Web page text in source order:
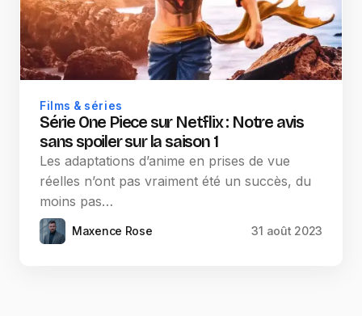
Films & séries
Série One Piece sur Netflix : Notre avis
sans spoiler sur la saison 1
Les adaptations d’anime en prises de vue
réelles n’ont pas vraiment été un succès, du
moins pas…
Maxence Rose 31 août 2023